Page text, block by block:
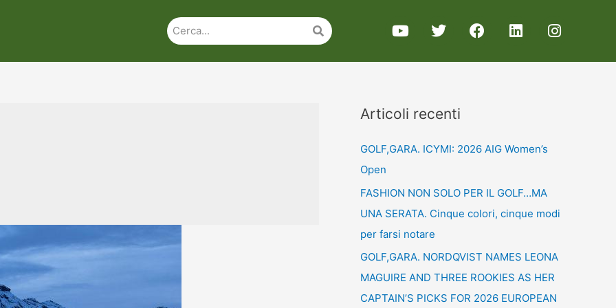
Articoli recenti
GOLF,GARA. ICYMI: 2026 AIG Women’s
Open
FASHION NON SOLO PER IL GOLF…MA
UNA SERATA. Cinque colori, cinque modi
per farsi notare
GOLF,GARA. NORDQVIST NAMES LEONA
MAGUIRE AND THREE ROOKIES AS HER
CAPTAIN’S PICKS FOR 2026 EUROPEAN